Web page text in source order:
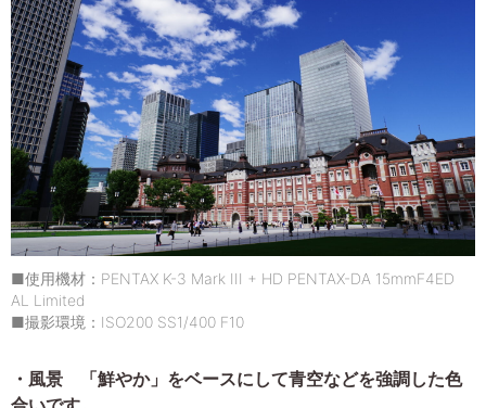
■使用機材：PENTAX K-3 Mark III + HD PENTAX-DA 15mmF4ED
AL Limited
■撮影環境：ISO200 SS1/400 F10
・風景 「鮮やか」をベースにして青空などを強調した色